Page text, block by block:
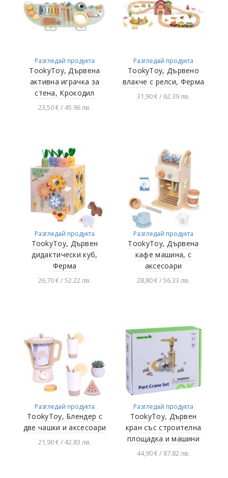
Разгледай продукта
TookyToy, Дървена
активна играчка за
стена, Крокодил
23,50 € / 45.96 лв.
Разгледай продукта
TookyToy, Дървено
влакче с релси, Ферма
31,90 € / 62.39 лв.
Разгледай продукта
TookyToy, Дървен
дидaктически куб,
Ферма
26,70 € / 52.22 лв.
Разгледай продукта
TookyToy, Дървена
кафе машина, с
аксесоари
28,80 € / 56.33 лв.
Разгледай продукта
TookyToy, Блендер с
две чашки и аксесоари
21,90 € / 42.83 лв.
Разгледай продукта
TookyToy, Дървен
кран със строителна
площадка и машини
44,90 € / 87.82 лв.